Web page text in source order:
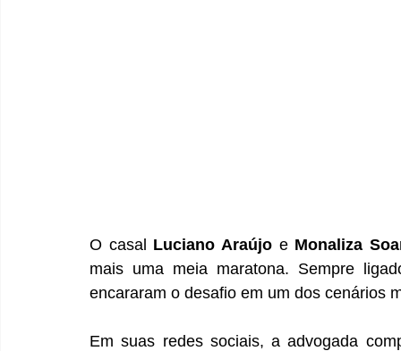
O casal Luciano Araújo e Monaliza
mais uma meia maratona. Sempre
encararam o desafio em um dos cenários
Em suas redes sociais, a advogada